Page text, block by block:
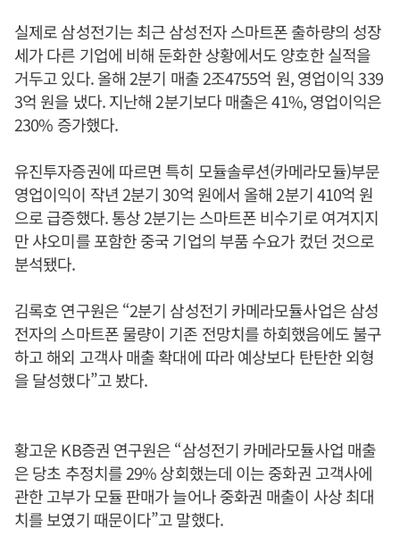
실제로 삼성전기는 최근 삼성전자 스마트폰 출하량의 성장
세가 다른 기업에 비해 둔화한 상황에서도 양호한 실적을
거두고 있다. 올해 2분기 매출 2조4755억 원, 영업이익 339
3억 원을 냈다. 지난해 2분기보다 매출은 41%, 영업이익은
230% 증가했다.
유진투자증권에 따르면 특히 모듈솔루션(카메라모듈)부문
영업이익이 작년 2분기 30억 원에서 올해 2분기 410억 원
으로 급증했다. 통상 2분기는 스마트폰 비수기로 여겨지지
만 샤오미를 포함한 중국 기업의 부품 수요가 컸던 것으로
분석됐다.
김록호 연구원은 “2분기 삼성전기 카메라모듈사업은 삼성
전자의 스마트폰 물량이 기존 전망치를 하회했음에도 불구
하고 해외 고객사 매출 확대에 따라 예상보다 탄탄한 외형
을 달성했다”고 봤다.
황고운 KB증권 연구원은 “삼성전기 카메라모듈사업 매출
은 당초 추정치를 29% 상회했는데 이는 중화권 고객사에
관한 고부가 모듈 판매가 늘어나 중화권 매출이 사상 최대
치를 보였기 때문이다”고 말했다.